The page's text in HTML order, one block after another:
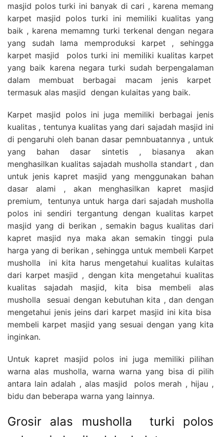
masjid polos turki ini banyak di cari , karena memang
karpet masjid polos turki ini memiliki kualitas yang
baik , karena memamng turki terkenal dengan negara
yang sudah lama memproduksi karpet , sehingga
karpet masjid polos turki ini memiliki kualitas karpet
yang baik karena negara turki sudah berpengalaman
dalam membuat berbagai macam jenis karpet
termasuk alas masjid dengan kulaitas yang baik.
Karpet masjid polos ini juga memiliki berbagai jenis
kualitas , tentunya kualitas yang dari sajadah masjid ini
di pengaruhi oleh banan dasar pemnbuatannya , untuk
yang bahan dasar sintetis , biasanya akan
menghasilkan kualitas sajadah musholla standart , dan
untuk jenis kapret masjid yang menggunakan bahan
dasar alami , akan menghasilkan kapret masjid
premium, tentunya untuk harga dari sajadah musholla
polos ini sendiri tergantung dengan kualitas karpet
masjid yang di berikan , semakin bagus kualitas dari
kapret masjid nya maka akan semakin tinggi pula
harga yang di berikan , sehingga untuk membeli Karpet
musholla ini kita harus mengetahui kualitas kulaitas
dari karpet masjid , dengan kita mengetahui kualitas
kualitas sajadah masjid, kita bisa membeli alas
musholla sesuai dengan kebutuhan kita , dan dengan
mengetahui jenis jeins dari karpet masjid ini kita bisa
membeli karpet masjid yang sesuai dengan yang kita
inginkan.
Untuk kapret masjid polos ini juga memiliki pilihan
warna alas musholla, warna warna yang bisa di pilih
antara lain adalah , alas masjid polos merah , hijau ,
bidu dan beberapa warna yang lainnya.
Grosir alas musholla turki polos